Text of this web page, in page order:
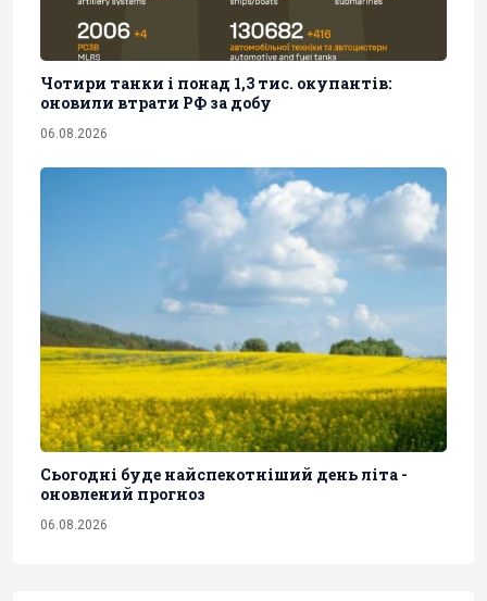
Чотири танки і понад 1,3 тис. окупантів:
оновили втрати РФ за добу
06.08.2026
Сьогодні буде найспекотніший день літа -
оновлений прогноз
06.08.2026